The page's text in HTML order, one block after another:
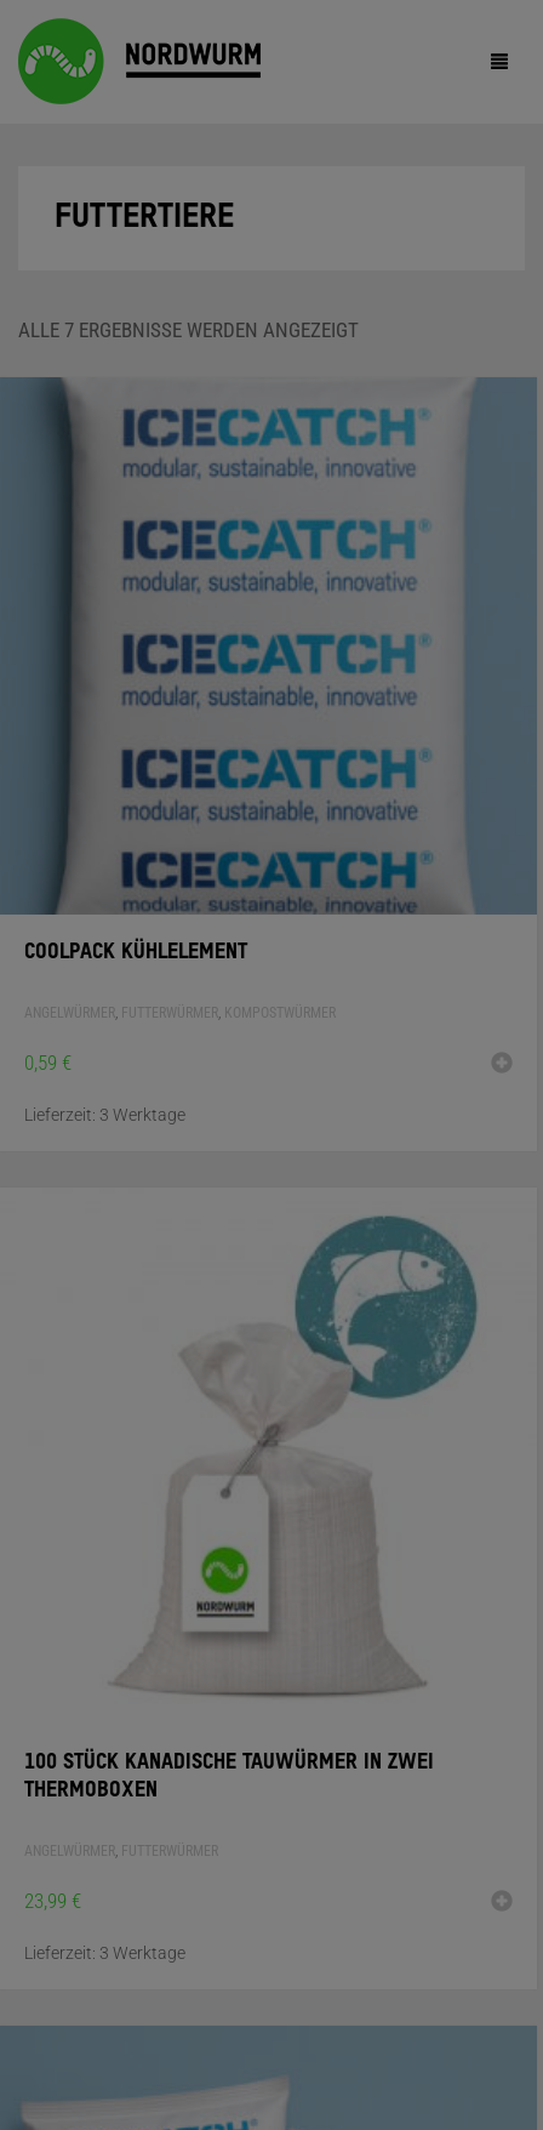
HOME
REGENWURMHUMUS
FUTTERTIERE
ALLE 7 ERGEBNISSE WERDEN ANGEZEIGTNACH
COOLPACK KÜHLELEMENT
ANGELWÜRMER, FUTTERWÜRMER, KOMPOSTWÜRMER
0,59 €
Lieferzeit: 3 Werktage
100 STÜCK KANADISCHE TAUWÜRMER IN ZWEI
THERMOBOXEN
ANGELWÜRMER, FUTTERWÜRMER
23,99 €
Lieferzeit: 3 Werktage